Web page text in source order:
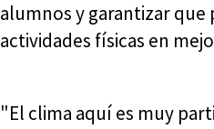
alumnos y garantizar que
actividades físicas en
"El clima aquí es muy